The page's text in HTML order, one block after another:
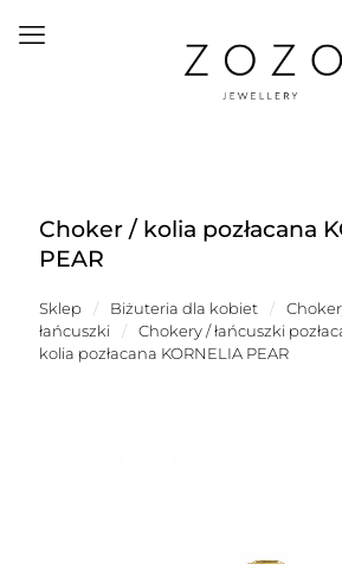
Choker / kolia pozłacana
PEAR
Sklep / Biżuteria dla kobiet /
łańcuszki
/ Chokery / łańcuszki
kolia pozłacana KORNELIA PEAR